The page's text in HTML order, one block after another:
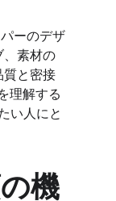
ーのデザ
、素材の
質と密接
理解する
い人にと
機